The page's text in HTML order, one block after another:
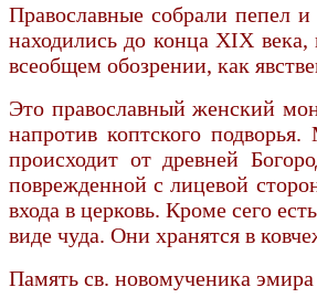
Православные собрали пепел
находились до конца XIX века,
всеобщем обозрении, как
Это православный женский
напротив коптского
происходит от древней
поврежденной с лицевой
входа в церковь. Кроме сего
виде чуда. Они хранятся в
Память св. новомученика